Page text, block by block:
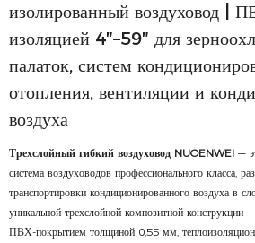
изолированный воздуховод |
изоляцией 4″–59″ для
палаток, систем
отопления, вентиляции и
воздуха
Трехслойный гибкий воздуховод NUOENWEI —
система воздуховодов профессионального класса,
транспортировки кондиционированного воздуха в
уникальной трехслойной композитной
ПВХ-покрытием толщиной 0,55 мм,